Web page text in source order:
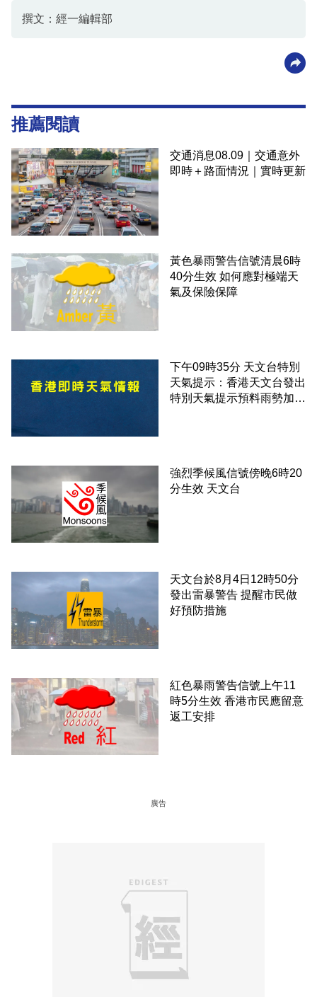
撰文：經一編輯部
推薦閱讀
交通消息08.09｜交通意外
即時＋路面情況｜實時更新
黃色暴雨警告信號清晨6時
40分生效 如何應對極端天
氣及保險保障
下午09時35分 天文台特別
天氣提示：香港天文台發出
特別天氣提示預料雨勢加劇
強烈季候風信號傍晚6時20
分生效 天文台
天文台於8月4日12時50分
發出雷暴警告 提醒市民做
好預防措施
紅色暴雨警告信號上午11
時5分生效 香港市民應留意
返工安排
廣告